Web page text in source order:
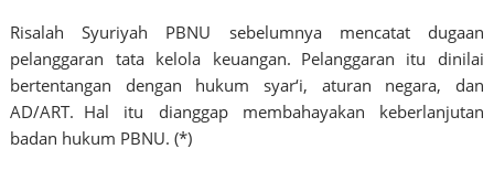
Risalah Syuriyah PBNU sebelumnya mencatat dugaan
pelanggaran tata kelola keuangan. Pelanggaran itu dinilai
bertentangan dengan hukum syar‘i, aturan negara, dan
AD/ART. Hal itu dianggap membahayakan keberlanjutan
badan hukum PBNU. (*)